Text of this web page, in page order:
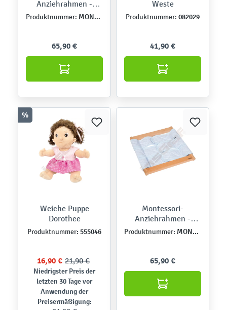
Anziehrahmen -
Schnallen
Produktnummer: MONT457536
65,90 €
Weste
Produktnummer: 082029
41,90 €
%
Weiche Puppe
Dorothee
Produktnummer: 555046
16,90 € 21,90 €
Niedrigster Preis der
letzten 30 Tage vor
Anwendung der
Preisermäßigung:
Montessori-
Anziehrahmen -
Klettverschluss
Produktnummer: MONT457534
65,90 €